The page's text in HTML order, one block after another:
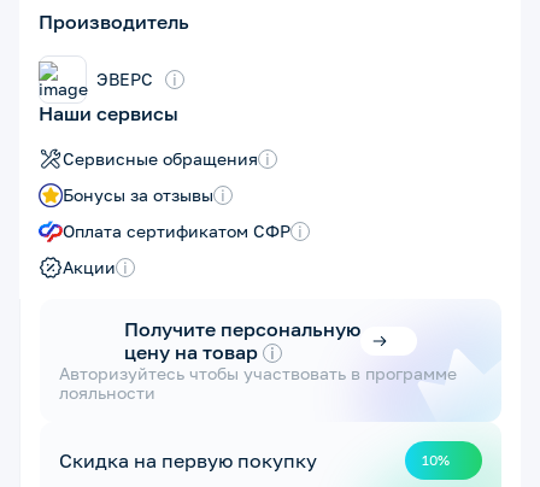
Производитель
ЭВЕРС i
Наши сервисы
Сервисные обращения i
Бонусы за отзывы i
Оплата сертификатом СФР i
Акции i
Получите персональную
цену на товар i
Авторизуйтесь чтобы участвовать в программе
лояльности
Скидка на первую покупку 10%